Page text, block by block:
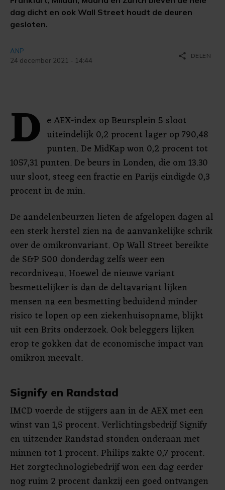
dag dicht en ook Wall Street houdt de deuren
gesloten.
ANP
24 december 2021 - 14:44
share DELEN
D e AEX-index op Beursplein 5 sloot
uiteindelijk 0,2 procent lager op 790,48
punten. De MidKap won 0,2 procent tot
1057,31 punten. De beurs in Londen, die om 13.30
uur sloot, steeg een fractie en Parijs eindigde 0,3
procent in de min.
De aandelenbeurzen lieten de afgelopen dagen al
een sterk herstel zien na de aanvankelijke schrik
over de omikronvariant. Op Wall Street bereikte
de S&P 500 donderdag zelfs weer een
recordniveau. Hoewel de nieuwe variant
besmettelijker is dan de deltavariant lijken
mensen na een besmetting beduidend minder
risico te lopen op een ziekenhuisopname, blijkt
uit een Brits onderzoek. Ook beleggers lijken
erop te gokken dat de economische impact van
omikron meevalt.
Signify en Randstad
IMCD voerde de stijgers aan in de AEX met een
winst van 1,5 procent. Verlichtingsbedrijf Signify
en uitzender Randstad stonden onderaan met
minnen tot 1 procent. Philips zakte 0,7 procent.
Het zorgtechnologiebedrijf won een dag eerder
nog ruim 2 procent dankzij een goed ontvangen